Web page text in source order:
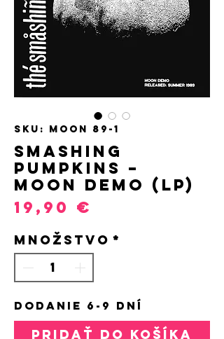
SKU: MOON 89-1
Smashing
Pumpkins –
Moon Demo (LP)
19,90 €
Množstvo *
DODANIE 6-9 DNÍ
PRIDAŤ DO KOŠÍKA